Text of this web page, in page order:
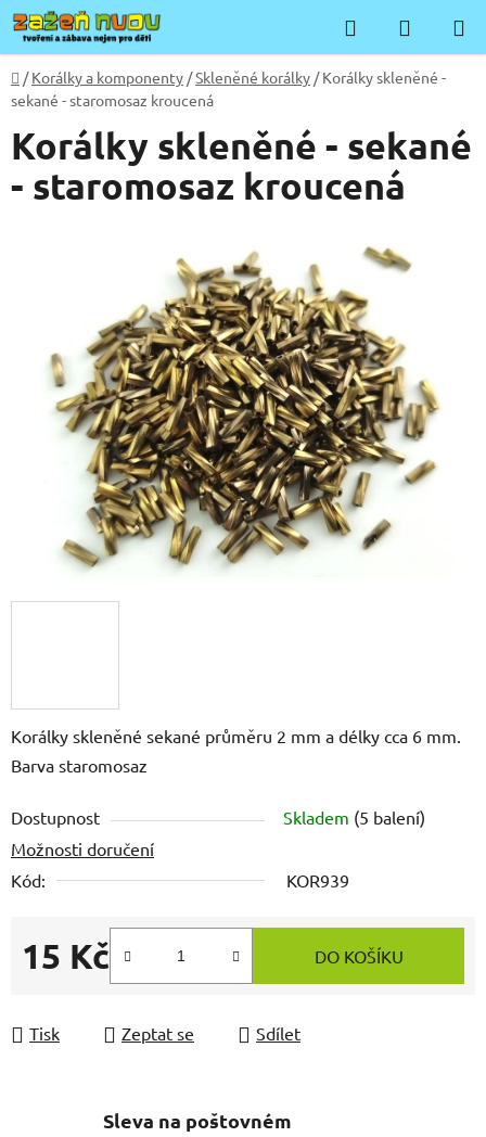
Přejít
na
obsah
Hledat
KOŠÍK
Domů
/ Korálky a komponenty /Skleněné korálky / Korálky skleněné -
sekané - staromosaz kroucená
Korálky skleněné sekané průměru 2 mm a délky cca 6 mm.
Barva staromosaz
Dostupnost Skladem (5 balení)
Možnosti doručení
Kód:
KOR939
15 Kč
Měrná cena:
DO KOŠÍKU
Tisk Zeptat se Sdílet
Korálky skleněné - sekané
- staromosaz kroucená
Sleva na poštovném